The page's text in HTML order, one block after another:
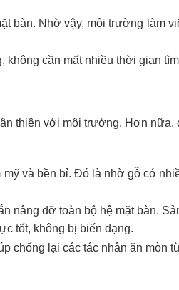
bàn. Nhờ vậy, môi trường làm
không cần mất nhiều thời gian
thiện với môi trường. Hơn nữa,
và bền bỉ. Đó là nhờ gỗ có
nâng đỡ toàn bộ hệ mặt bàn.
tốt, không bị biến dạng.
chống lại các tác nhân ăn mòn